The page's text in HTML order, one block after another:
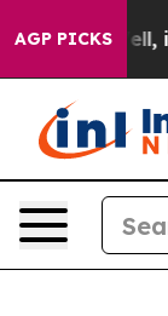
AGP PICKS
Well, it Didn’t